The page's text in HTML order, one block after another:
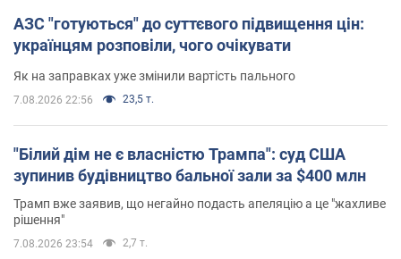
АЗС "готуються" до суттєвого підвищення цін:
українцям розповіли, чого очікувати
Як на заправках уже змінили вартість пального
7.08.2026 22:56 23,5 т.
"Білий дім не є власністю Трампа": суд США
зупинив будівництво бальної зали за $400 млн
Трамп вже заявив, що негайно подасть апеляцію а це "жахливе
рішення"
7.08.2026 23:54 2,7 т.